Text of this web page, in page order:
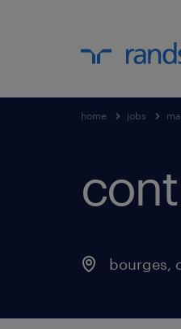
home jobs
bourges,